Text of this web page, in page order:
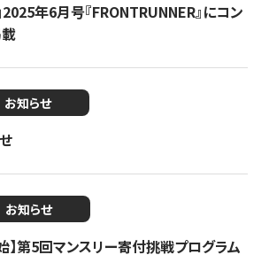
年6月号『FRONTRUNNER』にコン
お知らせ
お知らせ
】第5回マンスリー寄付挑戦プログラム